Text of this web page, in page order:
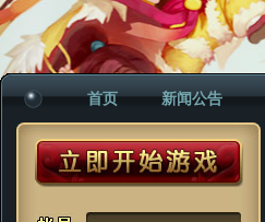
首页 新闻公告